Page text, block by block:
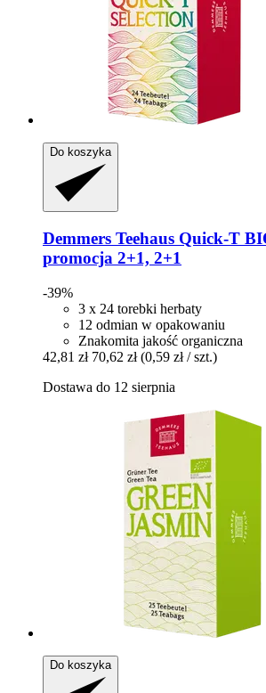
Do koszyka
Demmers Teehaus Quick-​T
promocja 2+1, 2+1
-39%
3 x 24 torebki herbaty
12 odmian w opakowaniu
Znakomita jakość organiczna
42,81 zł 70,62 zł (0,59 zł / szt.)
Dostawa do 12 sierpnia
Do koszyka